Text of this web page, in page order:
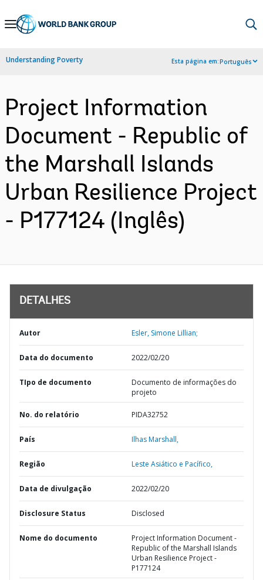
Skip
Navigation
Understanding Poverty Esta página em:Português
Project Information
Document - Republic of
the Marshall Islands
Urban Resilience Project
- P177124 (Inglês)
DETALHES
Autor Esler, Simone Lillian;
Data do documento 2022/02/20
TIpo de documento
Documento de informações do
projeto
No. do relatório PIDA32752
País Ilhas Marshall,
Região Leste Asiático e Pacífico,
Data de divulgação 2022/02/20
Disclosure Status Disclosed
Nome do documento
Project Information Document -
Republic of the Marshall Islands
Urban Resilience Project -
P177124